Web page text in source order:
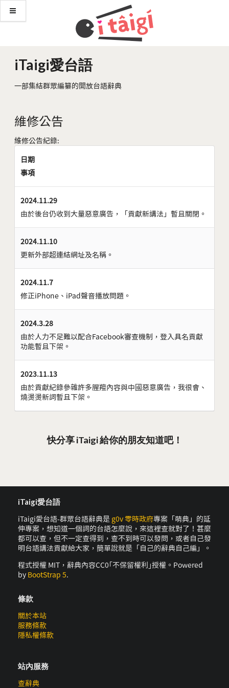
iTaigi愛台語
一部集結群眾編纂的開放台語辭典
維修公告
維修公告紀錄:
日期
事項
2024.11.29
由於後台仍收到大量惡意廣告，「貢獻新講法」暫且關閉。
2024.11.10
更新外部超連結網址及名稱。
2024.11.7
修正iPhone、iPad聲音播放問題。
2024.3.28
由於人力不足難以配合Facebook審查機制，登入具名貢獻
功能暫且下架。
2023.11.13
由於貢獻紀錄參雜許多腥羶內容與中國惡意廣告，我很會、
燒燙燙新詞暫且下架。
快分享 iTaigi 給你的朋友知道吧！
iTaigi愛台語
iTaigi愛台語-群眾台語辭典是 g0v 零時政府專案「萌典」的延
伸專案，想知道一個詞的台語怎麼說，來這裡查就對了！甚麼
都可以查，但不一定查得到，查不到時可以發問，或者自己發
明台語講法貢獻給大家，簡單說就是「自己的辭典自己編」。
程式授權 MIT，辭典內容CC0｢不保留權利｣授權。Powered
by BootStrap 5.
條款
關於本站
服務條款
隱私權條款
站內服務
查辭典